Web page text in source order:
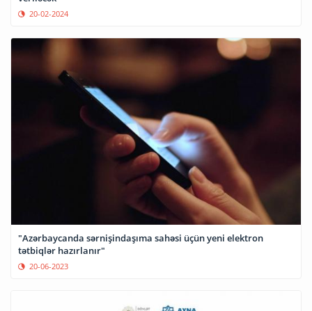
20-02-2024
"Azərbaycanda sərnişindaşıma sahəsi üçün yeni elektron
tətbiqlər hazırlanır"
20-06-2023